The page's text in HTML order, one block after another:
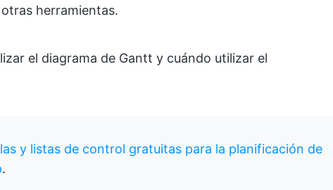
herramientas.
el diagrama de Gantt y cuándo utilizar el
y listas de control gratuitas para la planificación de
.